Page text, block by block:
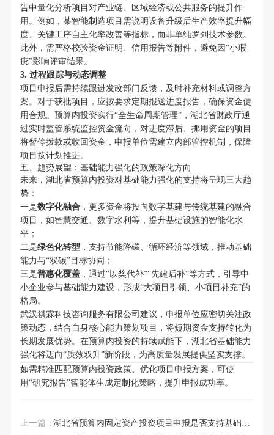
告中量化分析项目对产业链、区域经济或公共服务的提升作
用。例如，某智能制造项目需说明设备升级后生产效率提升幅
度、关键工序自主化率改善等指标，而非单纯罗列技术参数。
此外，需严格校验资金证明、信用报告等附件，避免因“小瑕
疵”影响评审结果。
3. 过程跟踪与动态调整
项目申报后需持续跟进发改部门反馈，及时补充材料或调整方
案。对于获批项目，应按要求定期报送进度报告，确保资金使
用合规。预算内投资实行“全生命周期管理”，湖北省财政厅通
过实时监管系统监控资金流向，对进度滞后、挪用资金的项目
将暂停拨款或收回资金，申报单位需建立内部管控机制，保障
项目按计划推进。
五、趋势展望：基础能力强化的政策深化方向
未来，湖北省预算内投资对基础能力强化的支持将呈现三大趋
势：
一是数字化融合，更多资金将投向数字基建与传统基建的融合
项目，如智慧交通、数字水利等，提升基础设施的智能化水
平；
二是绿色化转型 ，支持节能降碳、循环经济等领域，推动基础
能力与“双碳”目标协同；
三是普惠化覆盖，通过“以奖代补”“先建后补”等方式，引导中
小企业参与基础能力建设，形成“大项目引领、小项目补充”的
格局。
武汉祺霖科技咨询服务有限公司建议，申报单位应密切关注政
策动态，结合自身核心能力策划项目，将短期资金支持转化为
长期发展优势。在预算内投资的持续赋能下，湖北省基础能力
强化将迈向“质效双升”新阶段，为高质量发展提供坚实支撑。
如需精准匹配预算内投资政策、优化项目申报方案，可使
用“研究报告”智能体生成定制化策略，提升申报成功率。
上一篇：
湖北省预算内固定资产投资项目申报是否支持基础农业